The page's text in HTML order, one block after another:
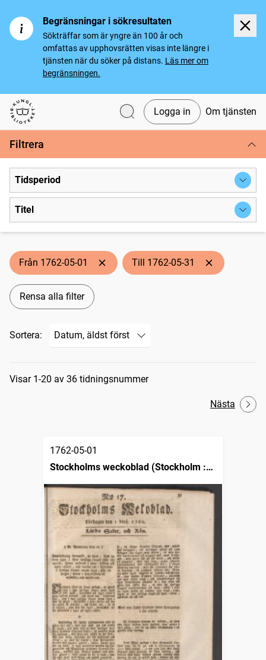
Begränsningar i sökresultaten
Sökträffar som är yngre än 100 år och
omfattas av upphovsrätten visas inte längre i
tjänsten när du söker på distans. Läs mer om
begränsningen.
Svenska tidningar
Logga in Om tjänsten
Filtrera
Tidsperiod
Titel
Från 1762-05-01 Till 1762-05-31
Rensa alla filter
Sortera:
Sökresultat
Visar 1-20 av 36 tidningsnummer
Nästa
1762-05-01
Stockholms weckoblad (Stockholm :
1745)